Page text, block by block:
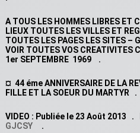
A TOUS LES HOMMES LIBRES ET
LIEUX TOUTES LES VILLES ET
TOUTES LES PAGES LES SITES –
VOIR TOUTES VOS CREATIVITES
1er SEPTEMBRE 1969 .
¤ 44 éme ANNIVERSAIRE DE LA
FILLE ET LA SOEUR DU MARTYR .
VIDEO : Publiée le 23 Août 2013 .
GJCSY .